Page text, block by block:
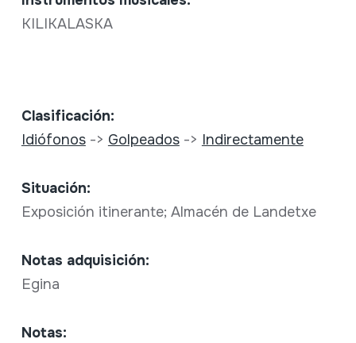
KILIKALASKA
Clasificación:
Idiófonos-> Golpeados-> Indirectamente
Situación:
Exposición itinerante; Almacén de Landetxe
Notas adquisición:
Egina
Notas: